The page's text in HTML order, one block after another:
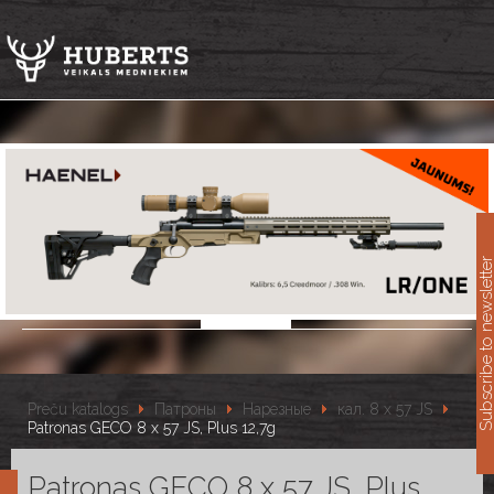
Preču katalogs Патроны Нарезные
кал. 8 x 57 JS
Patronas GECO 8 x 57 JS, Plus 12,7g
Patronas GECO 8 x 57 JS, Plus
Subscribe